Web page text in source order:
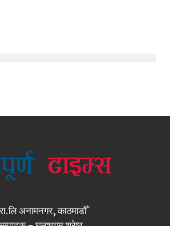
अनामनगर, काठमाडौँ